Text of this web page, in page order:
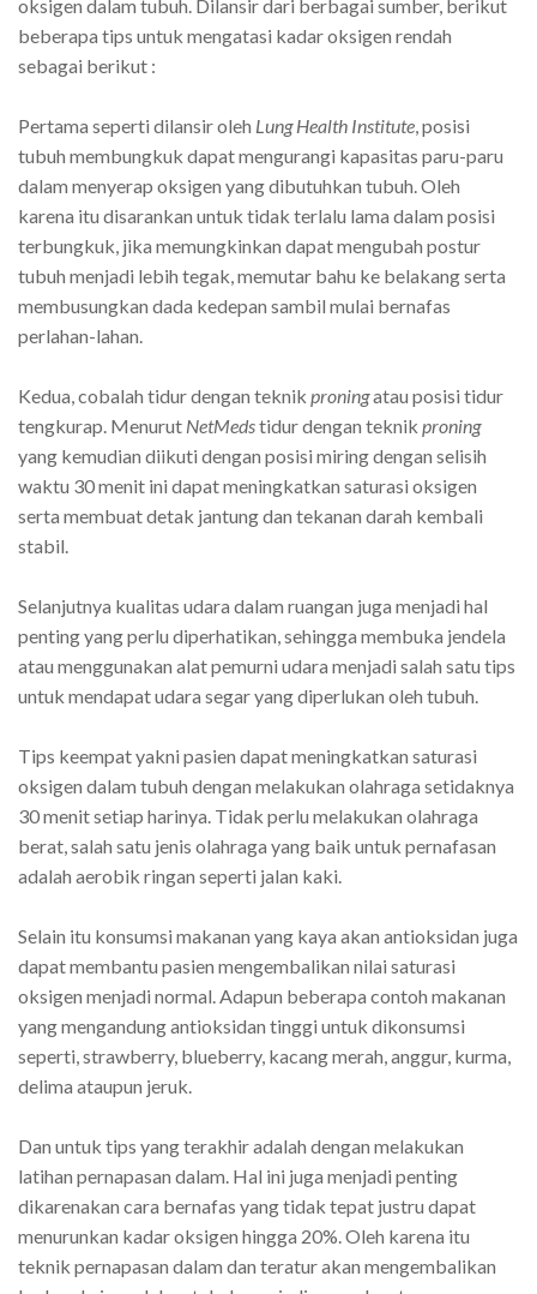
oksigen dalam tubuh. Dilansir dari berbagai sumber, berikut
beberapa tips untuk mengatasi kadar oksigen rendah
sebagai berikut :
Pertama seperti dilansir oleh Lung Health Institute, posisi
tubuh membungkuk dapat mengurangi kapasitas paru-paru
dalam menyerap oksigen yang dibutuhkan tubuh. Oleh
karena itu disarankan untuk tidak terlalu lama dalam posisi
terbungkuk, jika memungkinkan dapat mengubah postur
tubuh menjadi lebih tegak, memutar bahu ke belakang serta
membusungkan dada kedepan sambil mulai bernafas
perlahan-lahan.
Kedua, cobalah tidur dengan teknik proningatau posisi tidur
tengkurap. Menurut NetMedstidur dengan teknik proning
yang kemudian diikuti dengan posisi miring dengan selisih
waktu 30 menit ini dapat meningkatkan saturasi oksigen
serta membuat detak jantung dan tekanan darah kembali
stabil.
Selanjutnya kualitas udara dalam ruangan juga menjadi hal
penting yang perlu diperhatikan, sehingga membuka jendela
atau menggunakan alat pemurni udara menjadi salah satu tips
untuk mendapat udara segar yang diperlukan oleh tubuh.
Tips keempat yakni pasien dapat meningkatkan saturasi
oksigen dalam tubuh dengan melakukan olahraga setidaknya
30 menit setiap harinya. Tidak perlu melakukan olahraga
berat, salah satu jenis olahraga yang baik untuk pernafasan
adalah aerobik ringan seperti jalan kaki.
Selain itu konsumsi makanan yang kaya akan antioksidan juga
dapat membantu pasien mengembalikan nilai saturasi
oksigen menjadi normal. Adapun beberapa contoh makanan
yang mengandung antioksidan tinggi untuk dikonsumsi
seperti, strawberry, blueberry, kacang merah, anggur, kurma,
delima ataupun jeruk.
Dan untuk tips yang terakhir adalah dengan melakukan
latihan pernapasan dalam. Hal ini juga menjadi penting
dikarenakan cara bernafas yang tidak tepat justru dapat
menurunkan kadar oksigen hingga 20%. Oleh karena itu
teknik pernapasan dalam dan teratur akan mengembalikan